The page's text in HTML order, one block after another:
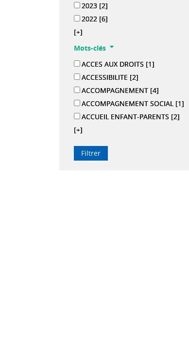
2023 [2]
2022 [6]
[+]
Mots-clés
ACCES AUX DROITS [1]
ACCESSIBILITE [2]
ACCOMPAGNEMENT [4]
ACCOMPAGNEMENT SOCIAL [1]
ACCUEIL ENFANT-PARENTS [2]
[+]